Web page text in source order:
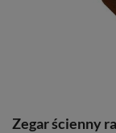
Zegar ścienny